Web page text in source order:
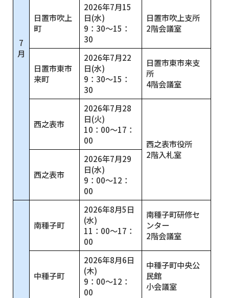
7
月
日置市吹上
町
2026年7月15
日(水)
9：30～15：
30
日置市吹上支所
2階会議室
日置市東市
来町
2026年7月22
日(水)
9：30～15：
30
日置市東市来支
所
4階会議室
西之表市
2026年7月28
日(火)
10：00～17：
00
西之表市役所
2階入札室
西之表市
2026年7月29
日(水)
9：00～12：
00
南種子町
2026年8月5日
(水)
11：00～17：
00
南種子町研修セ
ンター
2階会議室
中種子町
2026年8月6日
(木)
9：00～12：
00
中種子町中央公
民館
小会議室